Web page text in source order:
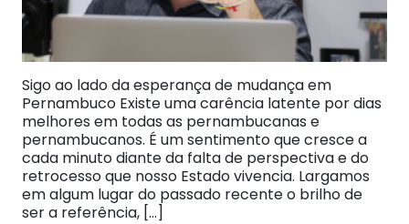
Sigo ao lado da esperança de mudança em
Pernambuco Existe uma carência latente por dias
melhores em todas as pernambucanas e
pernambucanos. É um sentimento que cresce a
cada minuto diante da falta de perspectiva e do
retrocesso que nosso Estado vivencia. Largamos
em algum lugar do passado recente o brilho de
ser a referência, […]